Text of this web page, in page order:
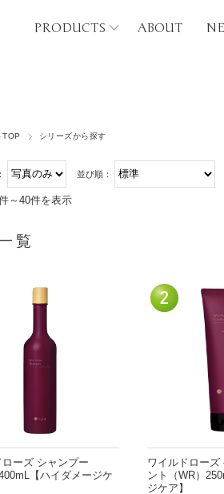
PRODUCTS ABOUT
ボディウォッシュ
マッサージオイル
ヘアブラシ
ハンドソープ
その他
TOP シリーズから探す
並び順：
～40件を表示
覧
ローズ シャンプー
400mL【ハイダメージケ
ワイルドローズ
ント（WR）
ジケア】